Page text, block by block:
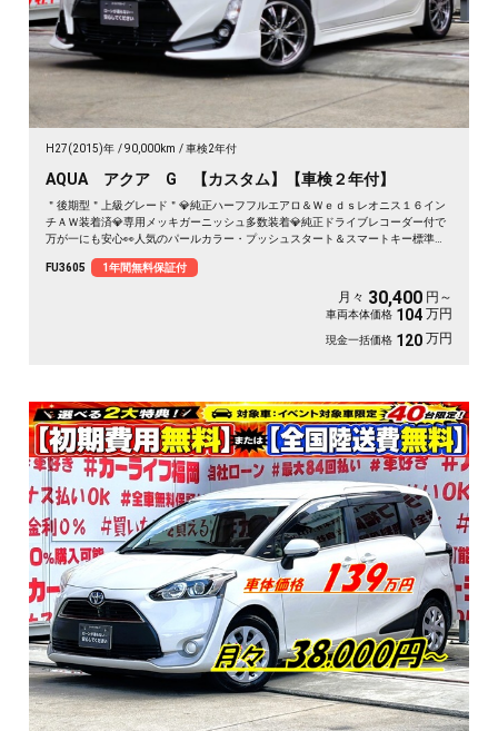
H27(2015)年 90,000km 車検2年付
AQUA アクア G 【カスタム】【車検２年付】
＂後期型＂上級グレード＂💎純正ハーフフルエアロ＆Ｗｅｄｓレオニス１６イン
チＡＷ装着済💎専用メッキガーニッシュ多数装着💎純正ドライブレコーダー付で
万が一にも安心👀人気のパールカラー・プッシュスタート＆スマートキー標準装
内蔵型📺走行中映像視聴可能👀小回り抜群・バックカメラ📹付で駐車も楽々📹驚
異の燃費🍃ＪＣ０８モード・カタログ燃費３５．４ｋｍ／Ｌ🍃明るいＬＥＤヘッ
ドライトタイプ＆ＬＥＤフォグランプ付で夜間視野確保💡納車時新品タイヤ装着
FU3605 1年間無料保証付
月々 30,400 円～
車両本体価格 104 万円
現金一括価格 120 万円